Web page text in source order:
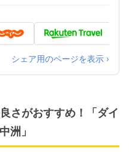
シェア用のページを表示 ›
さがおすすめ！「ダイ
洲」